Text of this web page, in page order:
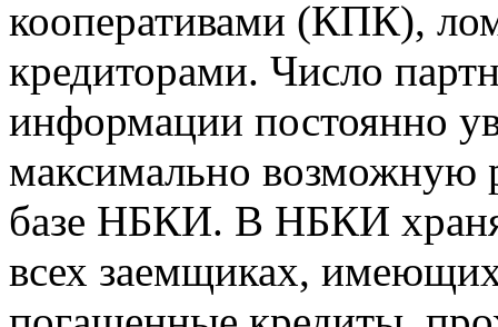
кооперативами (КПК),
кредиторами. Число
информации постоянно
максимально возможную
базе НБКИ. В НБКИ
всех заемщиках,